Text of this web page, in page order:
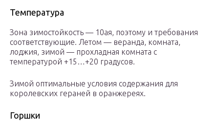
Температура
Зона зимостойкость — 10ая, поэтому и требования
соответствующие. Летом — веранда, комната,
лоджия, зимой — прохладная комната с
температурой +15…+20 градусов.
Зимой оптимальные условия содержания для
королевских гераней в оранжереях.
Горшки